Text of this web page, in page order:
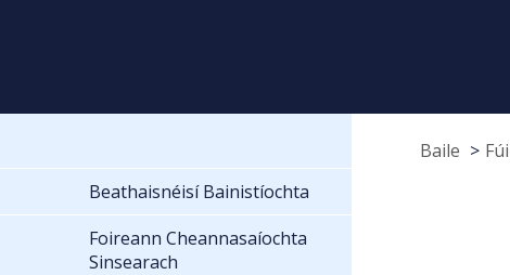
Baile
Beathaisnéisí Bainistíochta
Foireann Cheannasaíochta
Sinsearach